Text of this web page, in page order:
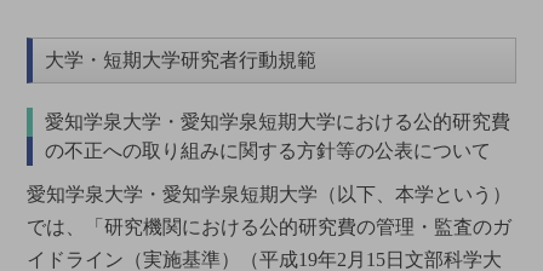
大学・短期大学研究者行動規範
愛知学泉大学・愛知学泉短期大学における公的研究費
の不正への取り組みに関する方針等の公表について
愛知学泉大学・愛知学泉短期大学（以下、本学という）
では、「研究機関における公的研究費の管理・監査のガ
イドライン（実施基準）（平成19年2月15日文部科学大